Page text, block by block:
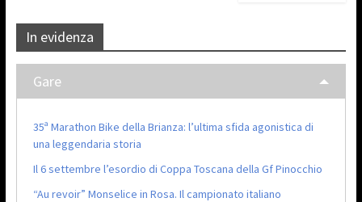
In evidenza
Gare
35ª Marathon Bike della Brianza: l’ultima sfida agonistica di
una leggendaria storia
Il 6 settembre l’esordio di Coppa Toscana della Gf Pinocchio
“Au revoir” Monselice in Rosa. Il campionato italiano